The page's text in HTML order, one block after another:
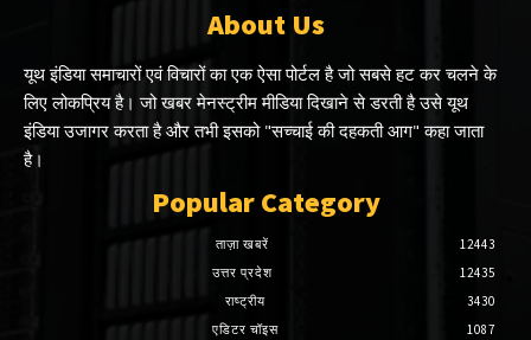
About Us
यूथ इंडिया समाचारों एवं विचारों का एक ऐसा पोर्टल है जो सबसे हट कर चलने के
लिए लोकप्रिय है। जो खबर मेनस्ट्रीम मीडिया दिखाने से डरती है उसे यूथ
इंडिया उजागर करता है और तभी इसको "सच्चाई की दहकती आग" कहा जाता
है।
Popular Category
ताज़ा खबरें
12443
उत्तर प्रदेश
12435
राष्ट्रीय
3430
एडिटर चॉइस
1087